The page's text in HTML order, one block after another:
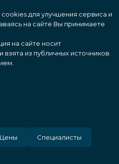
для улучшения сервиса и
на сайте Вы принимаете
на сайте носит
из публичных источников.
Цены Специалисты